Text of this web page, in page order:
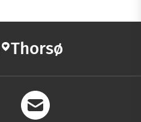
Thorsø